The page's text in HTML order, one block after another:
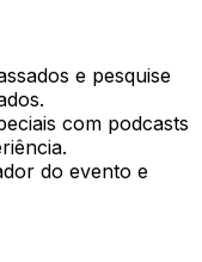
e pesquise
com podcasts
do evento e